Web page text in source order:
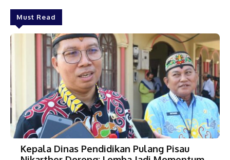
Must Read
Kepala Dinas Pendidikan Pulang Pisau